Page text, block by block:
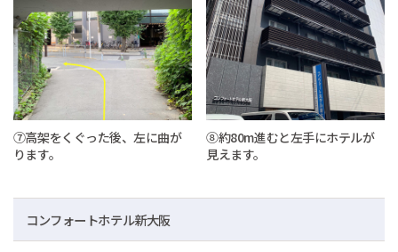
⑦高架をくぐった後、左に曲が
ります。
⑧約80m進むと左手にホテルが
見えます。
コンフォートホテル新大阪